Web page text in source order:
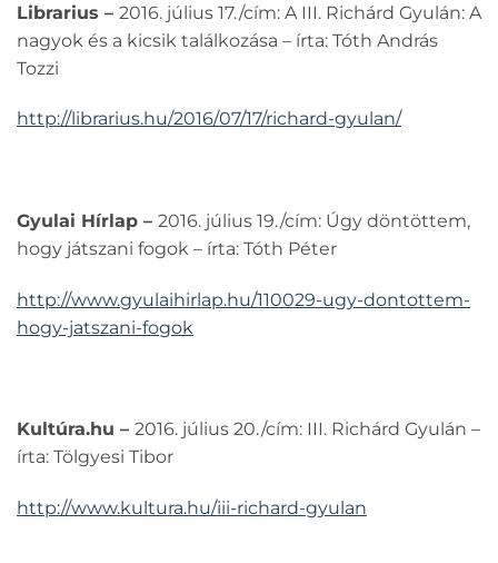
Librarius – 2016. július 17./cím: A III. Richárd Gyulán: A
nagyok és a kicsik találkozása – írta: Tóth András
Tozzi
http://librarius.hu/2016/07/17/richard-gyulan/
Gyulai Hírlap – 2016. július 19./cím: Úgy döntöttem,
hogy játszani fogok – írta: Tóth Péter
http://www.gyulaihirlap.hu/110029-ugy-dontottem-
hogy-jatszani-fogok
Kultúra.hu – 2016. július 20./cím: III. Richárd Gyulán –
írta: Tölgyesi Tibor
http://www.kultura.hu/iii-richard-gyulan